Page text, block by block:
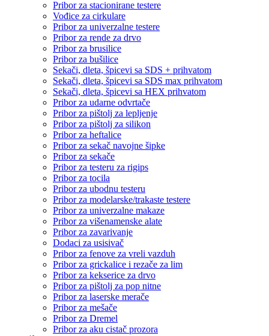
Pribor za stacionirane testere
Vođice za cirkulare
Pribor za univerzalne testere
Pribor za rende za drvo
Pribor za brusilice
Pribor za bušilice
Sekači, dleta, špicevi sa SDS + prihvatom
Sekači, dleta, špicevi sa SDS max prihvatom
Sekači, dleta, špicevi sa HEX prihvatom
Pribor za udarne odvrtače
Pribor za pištolj za lepljenje
Pribor za pištolj za silikon
Pribor za heftalice
Pribor za sekač navojne šipke
Pribor za sekače
Pribor za testeru za rigips
Pribor za tocila
Pribor za ubodnu testeru
Pribor za modelarske/trakaste testere
Pribor za univerzalne makaze
Pribor za višenamenske alate
Pribor za zavarivanje
Dodaci za usisivač
Pribor za fenove za vreli vazduh
Pribor za grickalice i rezače za lim
Pribor za kekserice za drvo
Pribor za pištolj za pop nitne
Pribor za laserske merače
Pribor za mešače
Pribor za Dremel
Pribor za aku cistač prozora